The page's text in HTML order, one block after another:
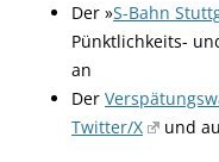
Der »S-Bahn
Pünktlichkeits-
an
Der
Twitter/X
und